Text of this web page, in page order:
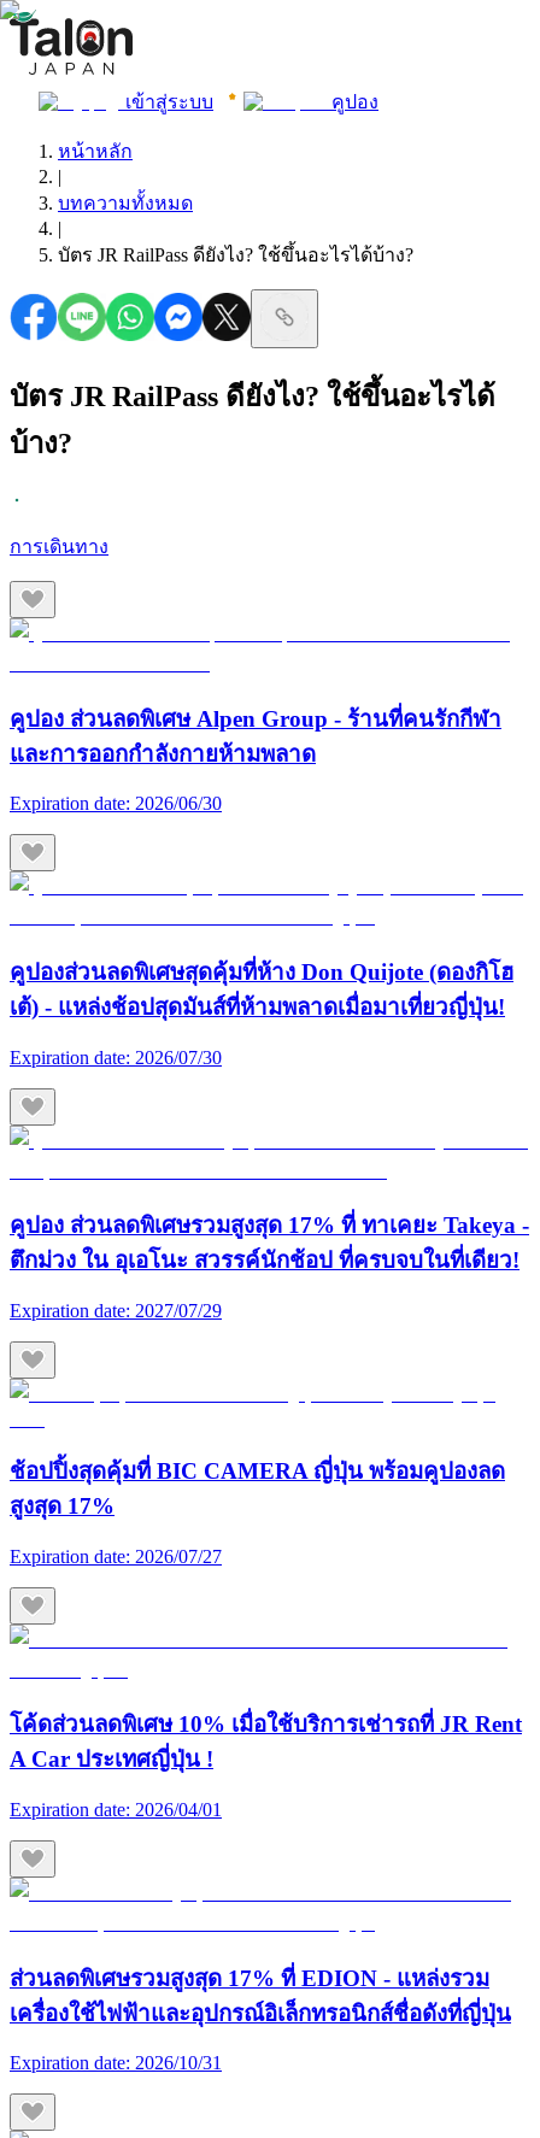
เข้าสู่ระบบ คูปอง
หน้าหลัก
|
บทความทั้งหมด
|
บัตร JR RailPass ดียังไง? ใช้ขึ้นอะไรได้บ้าง?
บัตร JR RailPass ดียังไง? ใช้ขึ้นอะไรได้
บ้าง?
การเดินทาง
คูปอง ส่วนลดพิเศษ Alpen Group - ร้านที่คนรักกีฬา
และการออกกำลังกายห้ามพลาด
Expiration date: 2026/06/30
คูปองส่วนลดพิเศษสุดคุ้มที่ห้าง Don Quijote (ดองกิโฮ
เต้) - แหล่งช้อปสุดมันส์ที่ห้ามพลาดเมื่อมาเที่ยวญี่ปุ่น!
Expiration date: 2026/07/30
คูปอง ส่วนลดพิเศษรวมสูงสุด 17% ที่ ทาเคยะ Takeya -
ตึกม่วง ใน อุเอโนะ สวรรค์นักช้อป ที่ครบจบในที่เดียว!
Expiration date: 2027/07/29
ช้อปปิ้งสุดคุ้มที่ BIC CAMERA ญี่ปุ่น พร้อมคูปองลด
สูงสุด 17%
Expiration date: 2026/07/27
โค้ดส่วนลดพิเศษ 10% เมื่อใช้บริการเช่ารถที่ JR Rent
A Car ประเทศญี่ปุ่น !
Expiration date: 2026/04/01
ส่วนลดพิเศษรวมสูงสุด 17% ที่ EDION - แหล่งรวม
เครื่องใช้ไฟฟ้าและอุปกรณ์อิเล็กทรอนิกส์ชื่อดังที่ญี่ปุ่น
Expiration date: 2026/10/31